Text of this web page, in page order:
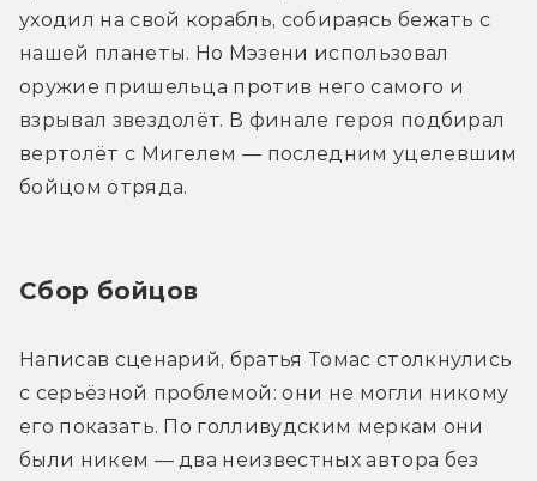
уходил на свой корабль, собираясь бежать с
нашей планеты. Но Мэзени использовал
оружие пришельца против него самого и
взрывал звездолёт. В финале героя подбирал
вертолёт с Мигелем — последним уцелевшим
бойцом отряда.
Сбор бойцов
Написав сценарий, братья Томас столкнулись
с серьёзной проблемой: они не могли никому
его показать. По голливудским меркам они
были никем — два неизвестных автора без